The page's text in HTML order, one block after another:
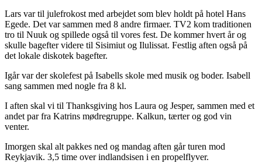
Lars var til julefrokost med arbejdet som blev holdt på hotel Hans
Egede. Det var sammen med 8 andre firmaer. TV2 kom traditionen
tro til Nuuk og spillede også til vores fest. De kommer hvert år og
skulle bagefter videre til Sisimiut og Ilulissat. Festlig aften også på
det lokale diskotek bagefter.
Igår var der skolefest på Isabells skole med musik og boder. Isabell
sang sammen med nogle fra 8 kl.
I aften skal vi til Thanksgiving hos Laura og Jesper, sammen med et
andet par fra Katrins mødregruppe. Kalkun, tærter og god vin
venter.
Imorgen skal alt pakkes ned og mandag aften går turen mod
Reykjavik. 3,5 time over indlandsisen i en propelflyver.